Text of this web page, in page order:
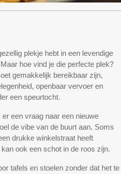
plekje hebt in een levendige
hoe vind je die perfecte plek?
gemakkelijk bereikbaar zijn,
openbaar vervoer en
een speurtocht.
een vraag naar een nieuwe
de vibe van de buurt aan. Soms
drukke winkelstraat heeft
ook een schot in de roos zijn.
tafels en stoelen zonder dat het te